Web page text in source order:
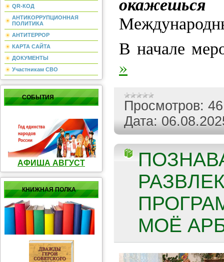
QR-КОД
АНТИКОРРУПЦИОННАЯ
ПОЛИТИКА
АНТИТЕРРОР
КАРТА САЙТА
ДОКУМЕНТЫ
Участникам СВО
СОБЫТИЯ
АФИША АВГУСТ
КНИЖНАЯ ПОЛКА
В начале
»
Просмотров: 46
Дата:
МОЁ